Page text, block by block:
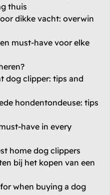
thuis
dikke vacht: overwin
must-have voor elke
dog clipper: tips and
hondentondeuse: tips
have in every
home dog clippers
bij het kopen van een
when buying a dog